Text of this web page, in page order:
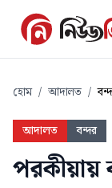
হোম / আদালত /
আদালত বন্দর
পরকীয়ায়